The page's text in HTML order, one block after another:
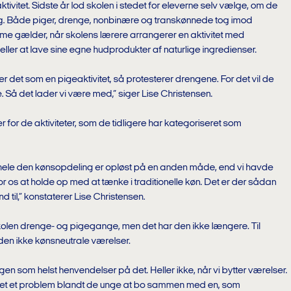
Sidste år lod skolen i stedet for eleverne selv vælge, om de
Både piger, drenge, nonbinære og transkønnede tog imod
gælder, når skolens lærere arrangerer en aktivitet med
at lave sine egne hudprodukter af naturlige ingredienser.
det som en pigeaktivitet, så protesterer drengene. For det vil de
Så det lader vi være med,” siger Lise Christensen.
for de aktiviteter, som de tidligere har kategoriseret som
den kønsopdeling er opløst på en anden måde, end vi havde
os at holde op med at tænke i traditionelle køn. Det er der sådan
til,” konstaterer Lise Christensen.
drenge- og pigegange, men det har den ikke længere. Til
ikke kønsneutrale værelser.
som helst henvendelser på det. Heller ikke, når vi bytter værelser.
et problem blandt de unge at bo sammen med en, som